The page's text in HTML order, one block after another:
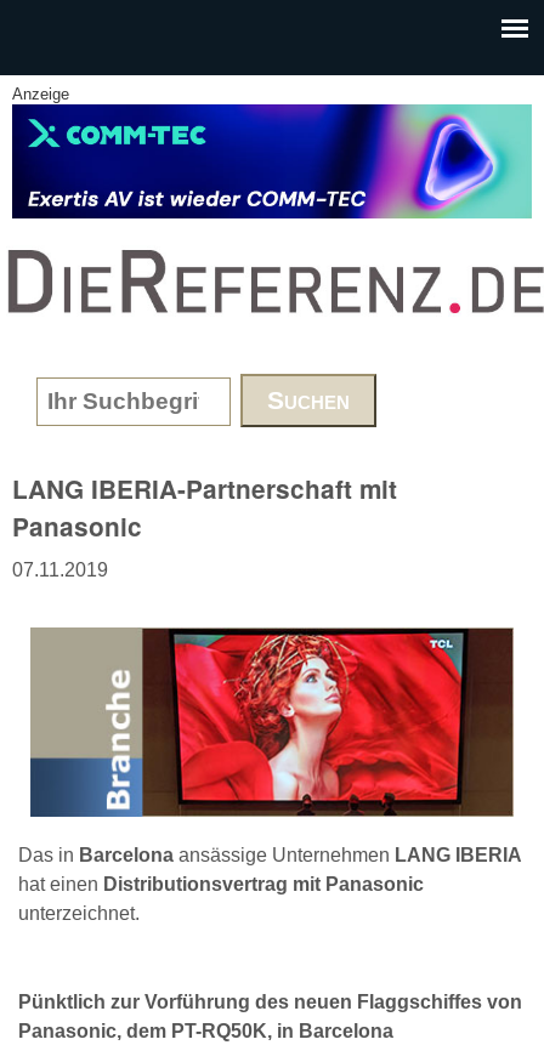
Anzeige
www.DieReferenz.de
Search form
LANG IBERIA-Partnerschaft mit
Panasonic
07.11.2019
Das in Barcelona ansässige Unternehmen LANG IBERIA
hat einen Distributionsvertrag mit Panasonic
unterzeichnet.
Pünktlich zur Vorführung des neuen Flaggschiffes von
Panasonic, dem PT-RQ50K, in Barcelona